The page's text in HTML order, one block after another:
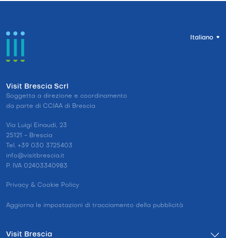
Italiano
Visit Brescia Scrl
Soggetta a direzione e coordinamento
da parte di CCIAA di Brescia
Via Luigi Einaudi, 23
25121 - Brescia
Tel. +39 030 3725403
info@visitbrescia.it
P. IVA 02403340983
Privacy & Cookie Policy
Aggiorna le impostazioni di tracciamento della pubblicità
Visit Brescia